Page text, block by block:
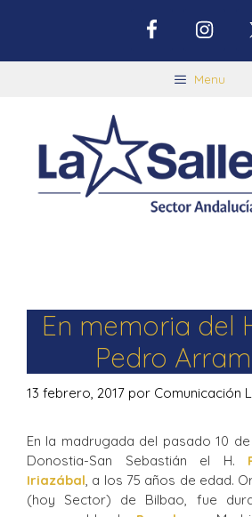
Menu
En memoria del
Pedro
13 febrero, 2017 por Comunicación
En la madrugada del pasado 10
Donostia-San Sebastián el H.
Iriazábal , a los 75 años de edad.
(hoy Sector) de Bilbao, fue